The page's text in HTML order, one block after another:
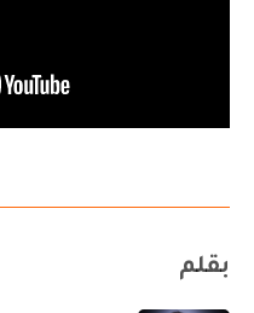
بقلم